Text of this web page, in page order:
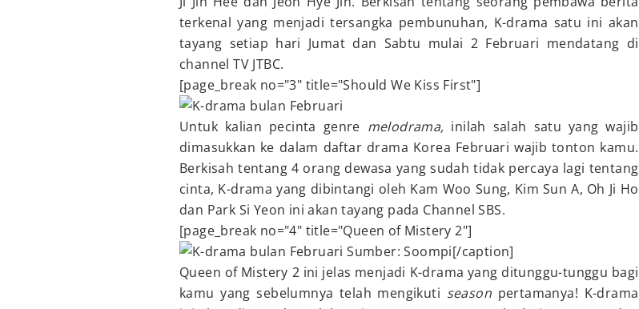
terkenal yang menjadi tersangka pembunuhan, K-drama satu ini akan
tayang setiap hari Jumat dan Sabtu mulai 2 Februari mendatang di
channel TV JTBC.
[page_break no="3" title="Should We Kiss First"]
Untuk kalian pecinta genre melodrama, inilah salah satu yang wajib
dimasukkan ke dalam daftar drama Korea Februari wajib tonton kamu.
Berkisah tentang 4 orang dewasa yang sudah tidak percaya lagi tentang
cinta, K-drama yang dibintangi oleh Kam Woo Sung, Kim Sun A, Oh Ji Ho
dan Park Si Yeon ini akan tayang pada Channel SBS.
[page_break no="4" title="Queen of Mistery 2"]
Sumber: Soompi[/caption]
Queen of Mistery 2 ini jelas menjadi K-drama yang ditunggu-tunggu bagi
kamu yang sebelumnya telah mengikuti season pertamanya! K-drama